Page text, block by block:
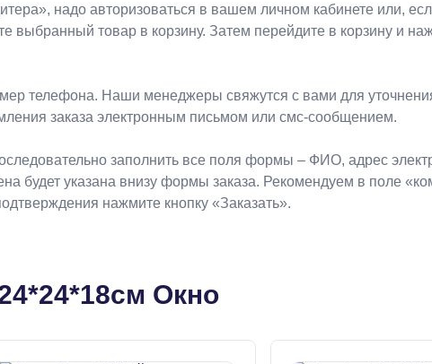
надо авторизоваться в вашем личном кабинете или,
выбранный товар в корзину. Затем перейдите в корзину и
телефона. Наши менеджеры свяжутся с вами для
заказа электронным письмом или смс-сообщением.
заполнить все поля формы – ФИО, адрес
будет указана внизу формы заказа. Рекомендуем в поле
нажмите кнопку «Заказать».
Окно